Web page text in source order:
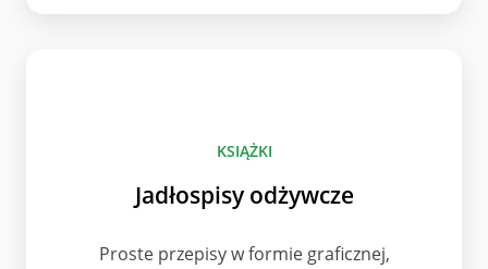
KSIĄŻKI
Jadłospisy odżywcze
Proste przepisy w formie graficznej,